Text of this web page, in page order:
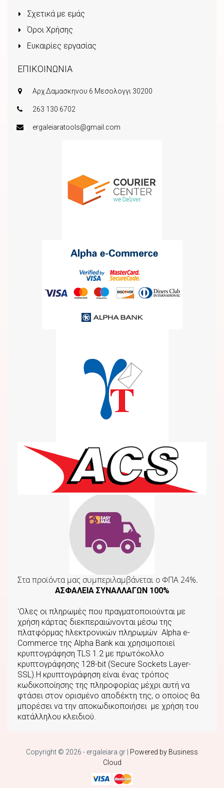
Σχετικά με εμάς
Όροι Χρήσης
Ευκαιρίες εργασίας
ΕΠΙΚΟΙΝΩΝΙΑ
Αρχ.Δαμασκηνου 6 Μεσολογγι 30200
263 130 6702
ergaleiaratools@gmail.com
Στα προϊόντα μας συμπεριλαμβάνεται o ΦΠΑ 24%.
ΑΣΦΑΛΕΙΑ ΣΥΝΑΛΛΑΓΩΝ 100%
'Ολες οι πληρωμές που πραγματοποιούνται με
χρήση κάρτας διεκπεραιώνονται μέσω της
πλατφόρμας hλεκτρονικών πληρωμών Αlpha e-
Commerce της Αlpha Bank και χρησιμοποιεί
κρυπτογράφηση TLS 1.2 με πρωτόκολλο
κρυπτογράφησης 128-bit (Secure Sockets Layer-
SSL).Η κρυπτογράφηση είναι ένας τρόπος
κωδικοποίησης της πληροφορίας μέχρι αυτή να
φτάσει στον ορισμένο αποδέκτη της, ο οποίος θα
μπορέσει να την αποκωδικοποιήσει με χρήση του
κατάλληλου κλειδιού.
Copyright © 2026 - ergaleiara.gr
Powered by Business
Cloud